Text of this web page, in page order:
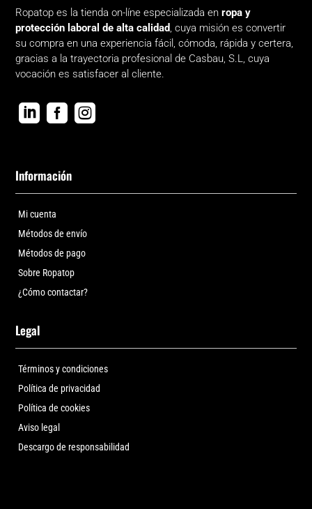
Ropatop es la tienda on-líne especializada enropa y
protección laboral de alta calidad , cuya misión es convertir
su compra en una experiencia fácil, cómoda, rápida y certera,
gracias a la trayectoria profesional de Casbau, S.L, cuya
vocación es satisfacer al cliente.
  
Información
Mi cuenta
Métodos de envío
Métodos de pago
Sobre Ropatop
¿Cómo contactar?
Legal
Términos y condiciones
Política de privacidad
Política de cookies
Aviso legal
Descargo de responsabilidad